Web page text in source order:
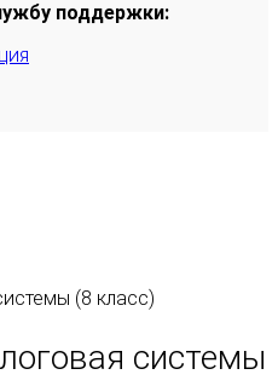
поддержки:
(8 класс)
системы